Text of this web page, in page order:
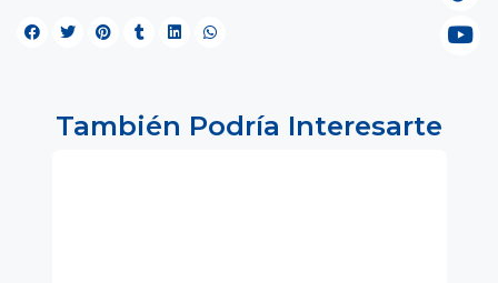
También Podría Interesarte